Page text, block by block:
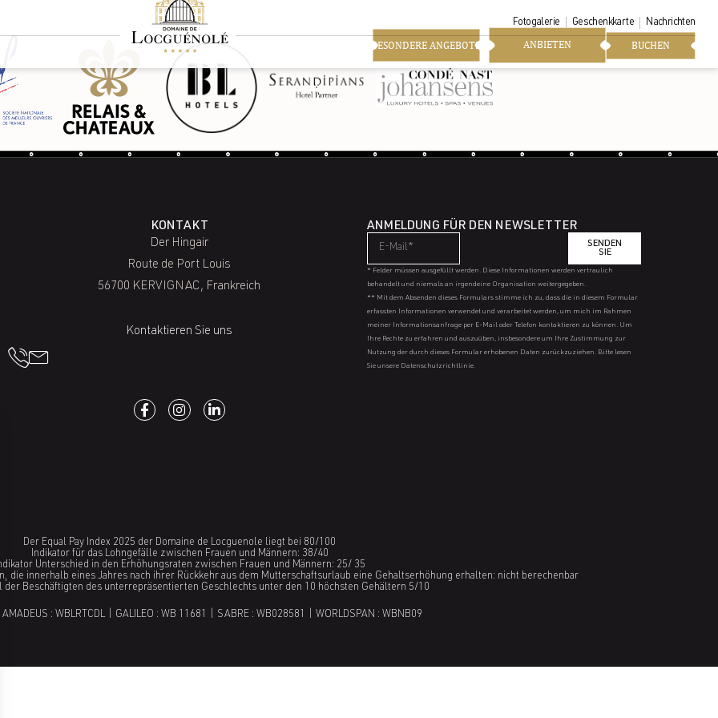
Fotogalerie Geschenkkarte Nachrichten
BUCHEN
ANBIETEN
BESONDERE ANGEBOTE
KONTAKT
Der Hingair
Route de Port Louis
56700 KERVIGNAC, Frankreich
Kontaktieren Sie uns
ANMELDUNG FÜR DEN NEWSLETTER
SENDEN
SIE
* Felder müssen ausgefüllt werden. Diese Informationen werden vertraulich
behandelt und niemals an irgendeine Organisation weitergegeben.
** Mit dem Absenden dieses Formulars stimme ich zu, dass die in diesem Formular
erfassten Informationen verwendet und verarbeitet werden, um mich im Rahmen
meiner Informationsanfrage per E-Mail oder Telefon kontaktieren zu können. Um
Ihre Rechte zu erfahren und auszuüben, insbesondere um Ihre Zustimmung zur
Nutzung der durch dieses Formular erhobenen Daten zurückzuziehen. Bitte lesen
Sie unsere Datenschutzrichtlinie.
Der Equal Pay Index 2025 der Domaine de Locguenole liegt bei 80/100
Indikator für das Lohngefälle zwischen Frauen und Männern: 38/40
Unterschied in den Erhöhungsraten zwischen Frauen und Männern: 25/ 35
die innerhalb eines Jahres nach ihrer Rückkehr aus dem Mutterschaftsurlaub eine Gehaltserhöhung erhalten: nicht berechenbar
der Beschäftigten des unterrepräsentierten Geschlechts unter den 10 höchsten Gehältern 5/10
: WBLRTCDL | GALILEO : WB 11681 | SABRE : WB028581 | WORLDSPAN : WBNB09